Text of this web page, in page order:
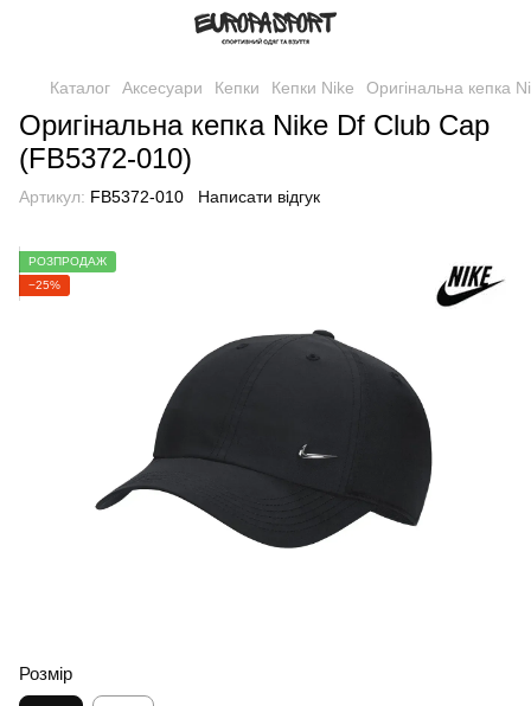
Каталог Аксесуари Кепки Кепки Nike Оригінальна кепка
Оригінальна кепка Nike Df Club Cap
(FB5372-010)
Артикул: FB5372-010 Написати відгук
РОЗПРОДАЖ
−25%
Розмір